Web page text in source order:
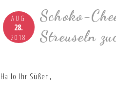
AUG
28.
2018
Schoko-
Streuseln
Hallo Ihr Süßen,